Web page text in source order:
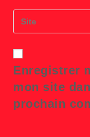
comment
address
comment
Saisir
l’URL
votre
site
(facultatif)
Enregistrer
mon site
prochain